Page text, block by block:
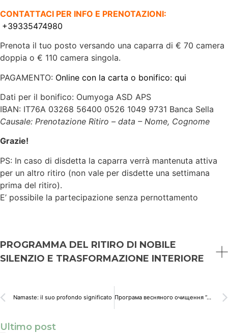
CONTATTACI PER INFO E PRENOTAZIONI:
+39335474980
Prenota il tuo posto versando una caparra di € 70 camera
doppia o € 110 camera singola.
PAGAMENTO: Online con la carta o bonifico: qui
Dati per il bonifico: Oumyoga ASD APS
IBAN: IT76A 03268 56400 0526 1049 9731 Banca Sella
Causale: Prenotazione Ritiro – data – Nome, Cognome
Grazie!
PS: In caso di disdetta la caparra verrà mantenuta attiva
per un altro ritiro (non vale per disdette una settimana
prima del ritiro).
E’ possibile la partecipazione senza pernottamento
PROGRAMMA DEL RITIRO DI NOBILE
SILENZIO E TRASFORMAZIONE INTERIORE
TRASFORMAZIONE INTERIORE COMPLETA
Camogli – 3-4-5 Ottobre 2025 Monastero San Prospero
Camogli
Namaste: il suo profondo significato Програма весняного очищення “Аюрведичний Детокс Панчакарма в тебе вдома”
Ultimo post